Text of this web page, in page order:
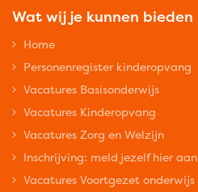
Wat wij je kunnen bieden
Home
Personenregister kinderopvang
Vacatures Basisonderwijs
Vacatures Kinderopvang
Vacatures Zorg en Welzijn
Inschrijving: meld jezelf hier aan
Vacatures Voortgezet onderwijs